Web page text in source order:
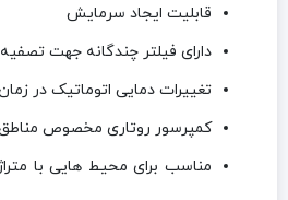
قابلیت ایجاد سرمایش
دارای فیلتر چندگانه جهت
تغییرات دمایی اتوماتیک در
کمپرسور روتاری مخصوص